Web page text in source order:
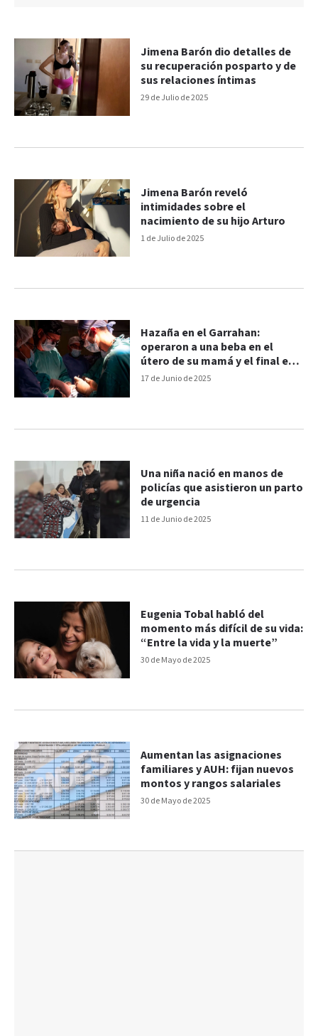
29 de Julio de 2025
Jimena Barón dio detalles de
su recuperación posparto y de
sus relaciones íntimas
1 de Julio de 2025
Jimena Barón reveló
intimidades sobre el
nacimiento de su hijo Arturo
17 de Junio de 2025
Hazaña en el Garrahan:
operaron a una beba en el
útero de su mamá y el final es
conmovedor
11 de Junio de 2025
Una niña nació en manos de
policías que asistieron un parto
de urgencia
30 de Mayo de 2025
Eugenia Tobal habló del
momento más difícil de su vida:
“Entre la vida y la muerte”
30 de Mayo de 2025
Aumentan las asignaciones
familiares y AUH: fijan nuevos
montos y rangos salariales